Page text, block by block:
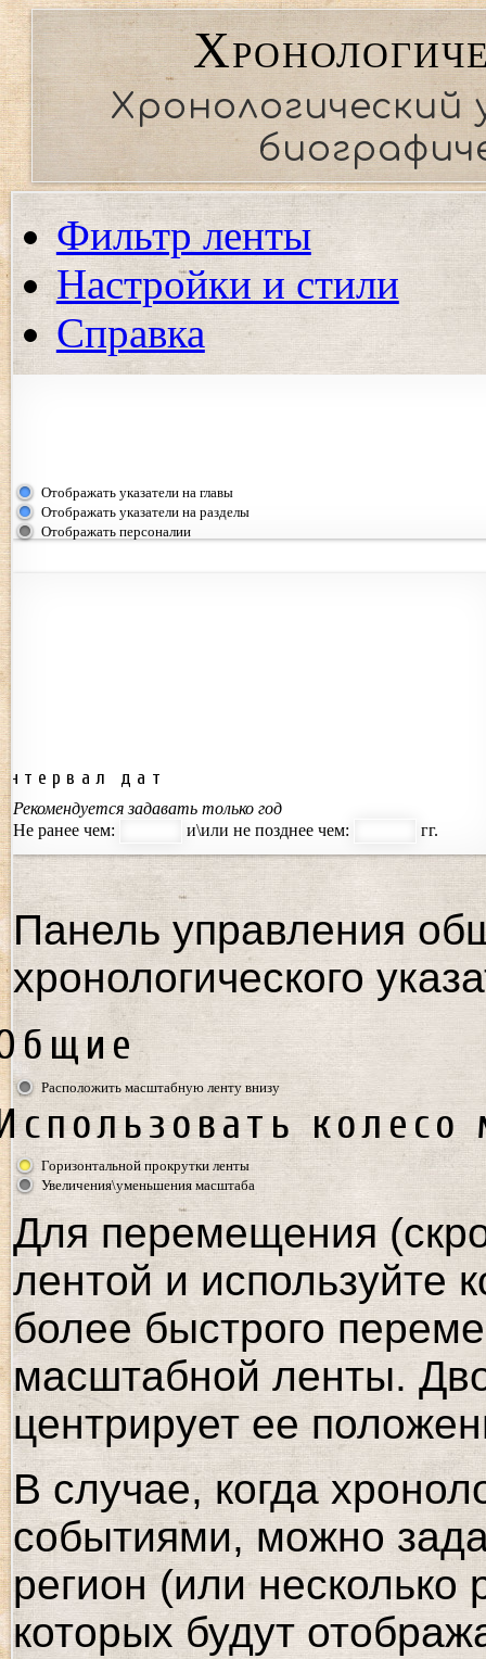
Фильтр ленты
Настройки и стили
Справка
события региона
Отображать указатели на главы
Отображать указатели на разделы
Отображать персоналии
дат
Рекомендуется задавать только год
Не ранее чем:
и\или не позднее чем: гг.
Панель управления
хронологического
Расположить масштабную ленту внизу
Горизонтальной прокрутки ленты
Увеличения\уменьшения масштаба
Для перемещения
лентой и используйте
более быстрого
масштабной ленты.
центрирует ее
В случае, когда
событиями, можно
регион (или
которых будут